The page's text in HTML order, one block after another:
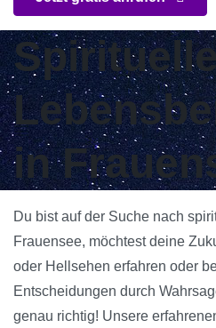
in
Du bist auf der Suche nach
Frauensee, möchtest deine
oder Hellsehen erfahren oder
Entscheidungen durch
genau richtig! Unsere